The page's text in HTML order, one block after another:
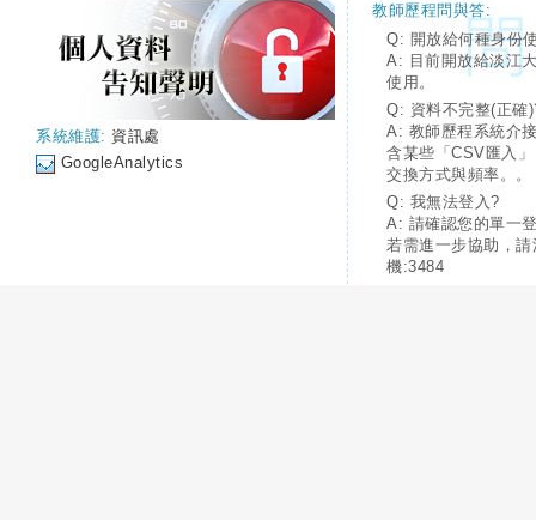
系統維護: 資訊處
GoogleAnalytics
教師歷程問與答:
Q: 開放給何種身份
A: 目前開放給淡江
使用。
Q: 資料不完整(正確
A: 教師歷程系統介
含某些「CSV匯入
交換方式與頻率。。
Q: 我無法登入?
A: 請確認您的單一
若需進一步協助，
機:3484